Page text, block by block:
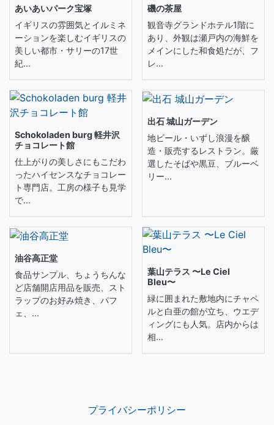
あいあいパーク宝塚
イギリスの雰囲気とイルミネ
ーションを楽しむイギリスの
美しい都市・サリーの17世
紀...
磯の茶屋
観音寺グランドホテル1階に
あり、外観は瀬戸内の海鮮を
メインにした和食処だが、フ
レ...
Schokoladen burg 軽井沢
チョコレート館
仕上がりの美しさにもこだわ
ったハイセンスなチョコレー
ト専門店。工房の様子も見学
で...
出石 城山ガーデン
地ビール・いずし浪漫を醸
造・販売するレストラン。厳
選したそばや黒豆、ブルーベ
リー...
油谷高正堂
食品サンプル、ちょうちんな
ど店舗開店用品を販売、スト
ラップのお好み焼き、パフ
ェ、...
葉山テラス 〜Le Ciel
Bleu〜
緑に囲まれた敷地内にチャペ
ルと白亜の館が立ち、ウエデ
ィングにも人気。店内からは
相...
プライバシーポリシー